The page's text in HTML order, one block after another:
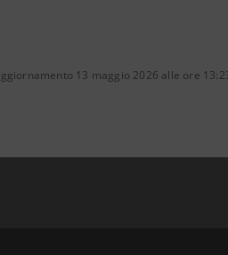
13 maggio 2026 alle ore